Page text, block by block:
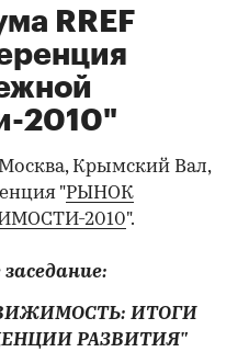
RREF
2010"
Крымский Вал,
"РЫНОК
2010".
ИТОГИ
РАЗВИТИЯ"